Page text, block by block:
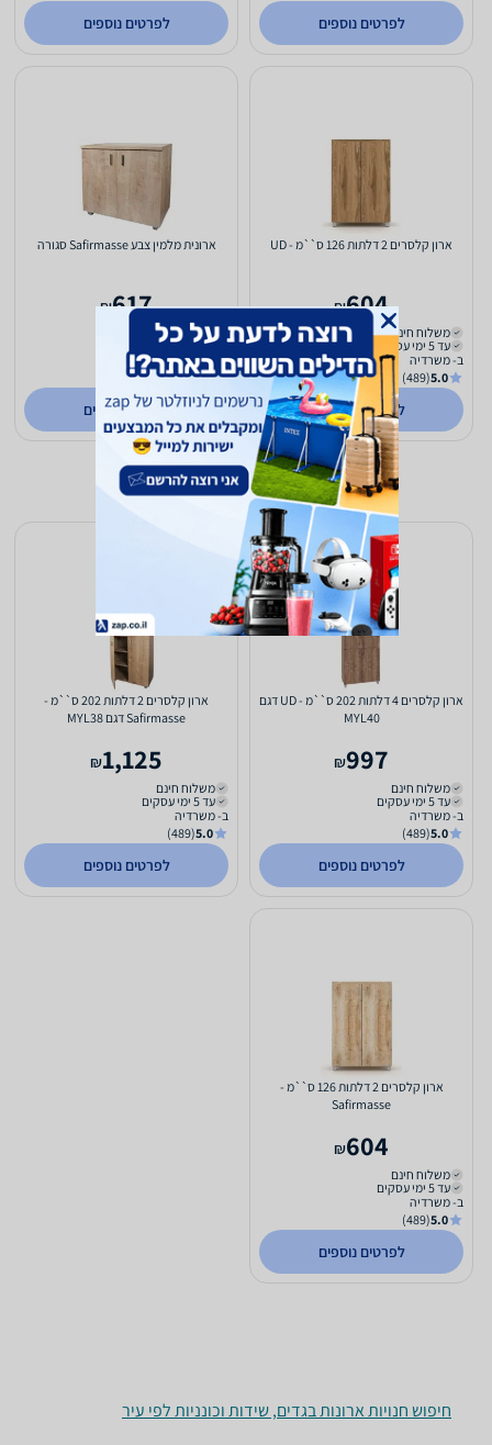
לפרטים נוספים לפרטים נוספים
ארון קלסרים 2 דלתות 126 ס``מ - UD
604
₪
משלוח חינם
עד 5 ימי עסקים
ב- משרדיה
5.0
(489)
לפרטים נוספים
ארונית מלמין צבע Safirmasse סגורה
617
₪
משלוח חינם
עד 5 ימי עסקים
ב- משרדיה
5.0
(489)
לפרטים נוספים
ארון קלסרים 4 דלתות 202 ס``מ - UD דגם
MYL40
997
₪
משלוח חינם
עד 5 ימי עסקים
ב- משרדיה
5.0
(489)
לפרטים נוספים
ארון קלסרים 2 דלתות 202 ס``מ -
Safirmasse דגם MYL38
1,125
₪
משלוח חינם
עד 5 ימי עסקים
ב- משרדיה
5.0
(489)
לפרטים נוספים
ארון קלסרים 2 דלתות 126 ס``מ -
Safirmasse
604
₪
משלוח חינם
עד 5 ימי עסקים
ב- משרדיה
5.0
(489)
לפרטים נוספים
חיפוש חנויות ארונות בגדים, שידות וכונניות לפי עיר